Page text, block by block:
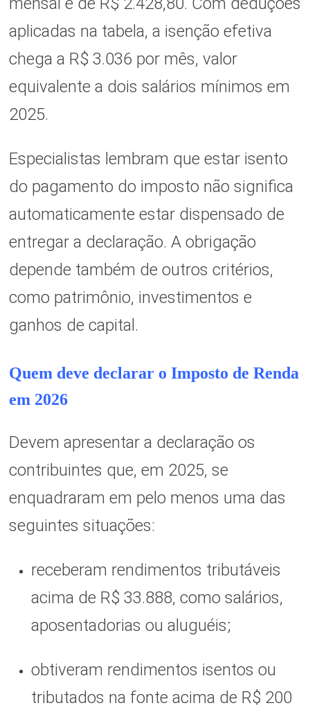
aplicadas na tabela, a isenção efetiva
chega a R$ 3.036 por mês, valor
equivalente a dois salários mínimos em
2025.
Especialistas lembram que estar isento
do pagamento do imposto não significa
automaticamente estar dispensado de
entregar a declaração. A obrigação
depende também de outros critérios,
como patrimônio, investimentos e
ganhos de capital.
Quem deve declarar o Imposto de Renda
em 2026
Devem apresentar a declaração os
contribuintes que, em 2025, se
enquadraram em pelo menos uma das
seguintes situações:
receberam rendimentos tributáveis
acima de R$ 33.888, como salários,
aposentadorias ou aluguéis;
obtiveram rendimentos isentos ou
tributados na fonte acima de R$ 200